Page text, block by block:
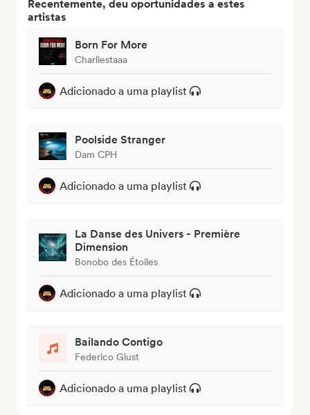
Recentemente, deu oportunidades a estes
artistas
Born For More
Charliestaaa
Adicionado a uma playlist
Poolside Stranger
Dam CPH
Adicionado a uma playlist
La Danse des Univers - Première
Dimension
Bonobo des Étoiles
Adicionado a uma playlist
Bailando Contigo
Federico Giust
Adicionado a uma playlist